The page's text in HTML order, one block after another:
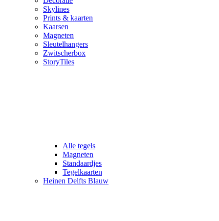
Skylines
Prints & kaarten
Kaarsen
Magneten
Sleutelhangers
Zwitscherbox
StoryTiles
Alle tegels
Magneten
Standaardjes
Tegelkaarten
Heinen Delfts Blauw